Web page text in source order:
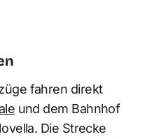
fahren direkt
und dem Bahnhof
Die Strecke